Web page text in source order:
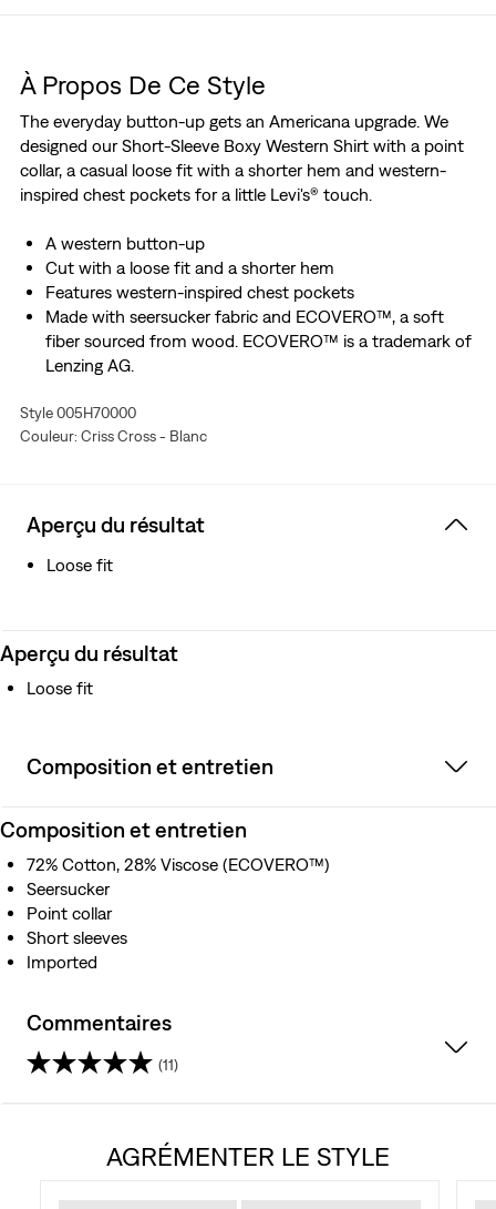
À Propos De Ce Style
The everyday button-up gets an Americana upgrade. We
designed our Short-Sleeve Boxy Western Shirt with a point
collar, a casual loose fit with a shorter hem and western-
inspired chest pockets for a little Levi's® touch.
A western button-up
Cut with a loose fit and a shorter hem
Features western-inspired chest pockets
Made with seersucker fabric and ECOVERO™, a soft
fiber sourced from wood. ECOVERO™ is a trademark of
Lenzing AG.
Style 005H70000
Couleur: Criss Cross - Blanc
Aperçu du résultat
Loose fit
Aperçu du résultat
Loose fit
Composition et entretien
Composition et entretien
72% Cotton, 28% Viscose (ECOVERO™)
Seersucker
Point collar
Short sleeves
Imported
Commentaires
(11)
AGRÉMENTER LE STYLE